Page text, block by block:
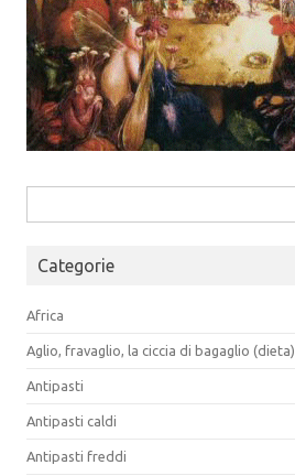
per:
Categorie
Africa
Aglio, fravaglio, la ciccia di bagaglio (dieta)
Antipasti
Antipasti caldi
Antipasti freddi